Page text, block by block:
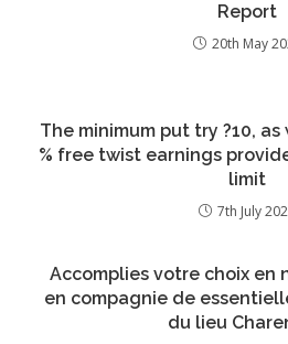
Report
20th May
The minimum put try ?10,
% free twist earnings
limit
7th July
Accomplies votre choix en
en compagnie de
du lieu